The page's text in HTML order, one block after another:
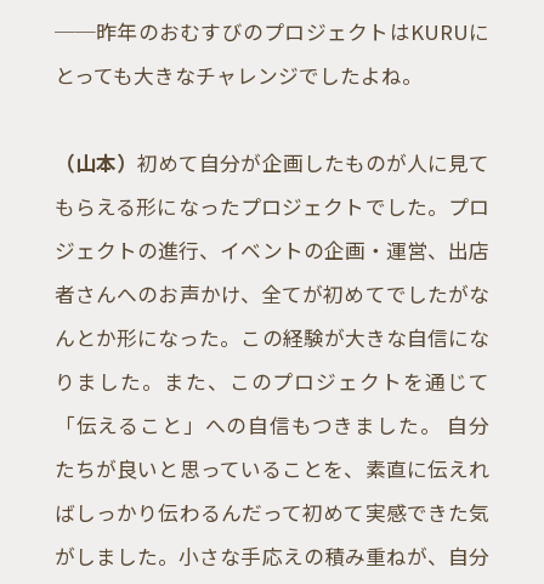
SERVICE
JOURNAL
RECRUIT
CONTACT
facebook
instagram
note
──昨年のおむすびのプロジェクトはKURUに
とっても大きなチャレンジでしたよね。
（山本）初めて自分が企画したものが人に見て
もらえる形になったプロジェクトでした。プロ
ジェクトの進行、イベントの企画・運営、出店
者さんへのお声かけ、全てが初めてでしたがな
んとか形になった。この経験が大きな自信にな
りました。また、このプロジェクトを通じて
「伝えること」への自信もつきました。 自分
たちが良いと思っていることを、素直に伝えれ
ばしっかり伝わるんだって初めて実感できた気
がしました。小さな手応えの積み重ねが、自分